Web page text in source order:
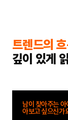
트렌드의
깊이 있게
남이 찾아주는
아보고 싶으신가